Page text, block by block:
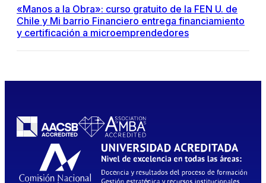
«Manos a la Obra»: curso gratuito de la FEN U. de
Chile y Mi barrio Financiero entrega financiamiento
y certificación a microemprendedores